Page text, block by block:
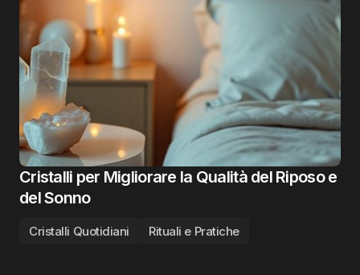
Cristalli per Migliorare la Qualità del Riposo e
del Sonno
Cristalli Quotidiani Rituali e Pratiche